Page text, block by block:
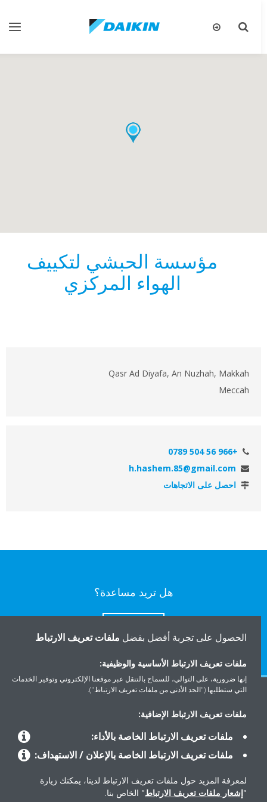
تبديل
تبديل
مؤسسة الحبشي لتكييف
الهواء المركزي
Qasr Ad Diyafa, An Nuzhah, Makkah
Meccah
+966 56 504 0789
h.hashem.85@gmail.com
احصل على الاتجاهات
هل تريد مساعدة؟
حول دايكن
الحصول على تجربة أفضل بفضل ملفات تعريف الارتباط
ملفات تعريف الارتباط الأساسية والوظيفية:
إنها ضرورية، على التوالي، للسماح بالتنقل عبر موقعنا الإلكتروني وتوفير الخدمات
التي ستطلبها ("الحد الأدنى من ملفات تعريف الارتباط").
ملفات تعريف الارتباط الإضافية:
ملفات تعريف الارتباط الخاصة بالأداء:
ملفات تعريف الارتباط الخاصة بالإعلان / الاستهداف:
لمعرفة المزيد حول ملفات تعريف الارتباط لدينا، يمكنك زيارة
إشعار ملفات تعريف الارتباط" الخاص بنا.